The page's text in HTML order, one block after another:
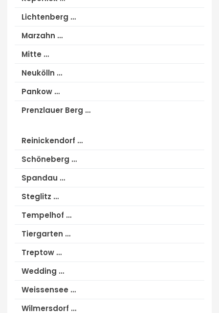
Lichtenberg …
Marzahn …
Mitte …
Neukölln …
Pankow …
Prenzlauer Berg …
Reinickendorf …
Schöneberg …
Spandau …
Steglitz …
Tempelhof …
Tiergarten …
Treptow …
Wedding …
Weissensee …
Wilmersdorf …